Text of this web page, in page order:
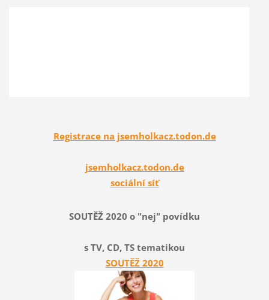
Registrace na jsemholkacz.todon.de
jsemholkacz.todon.de
sociální síť
SOUTĚŽ 2020 o "nej" povídku
s TV, CD, TS tematikou
SOUTĚŽ 2020